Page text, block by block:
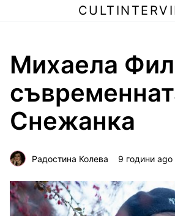
Михаела
Снежанка
Радостина Колева 9 години ago